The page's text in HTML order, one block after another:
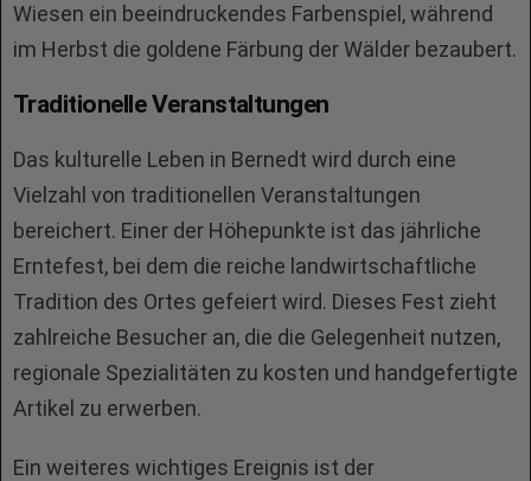
Wiesen ein beeindruckendes Farbenspiel, während
im Herbst die goldene Färbung der Wälder bezaubert.
Traditionelle Veranstaltungen
Das kulturelle Leben in Bernedt wird durch eine
Vielzahl von traditionellen Veranstaltungen
bereichert. Einer der Höhepunkte ist das jährliche
Erntefest, bei dem die reiche landwirtschaftliche
Tradition des Ortes gefeiert wird. Dieses Fest zieht
zahlreiche Besucher an, die die Gelegenheit nutzen,
regionale Spezialitäten zu kosten und handgefertigte
Artikel zu erwerben.
Ein weiteres wichtiges Ereignis ist der